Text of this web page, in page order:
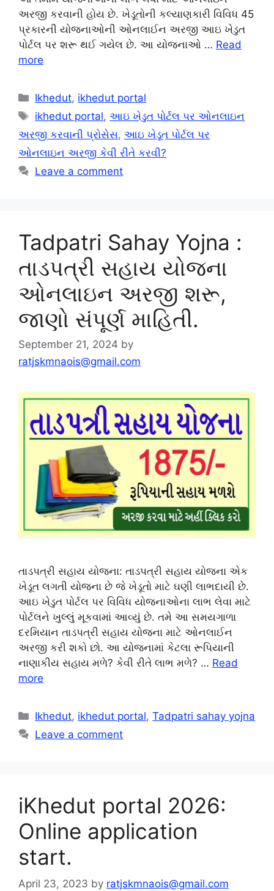
અરજી કરવાની હોય છે. ખેડૂતોની કલ્યાણકારી વિવિધ 45
પ્રકારની યોજનાઓની ઓનલાઈન અરજી આઇ ખેડુત
પોર્ટલ પર શરૂ થઈ ગયેલ છે. આ યોજનાઓ … Read
more
Categories
Ikhedut, ikhedut portal
Tags
ikhedut portal,આઇ ખેડુત પોર્ટલ પર ઓનલાઇન
અરજી કરવાની પ્રોસેસ, આઇ ખેડૂત પોર્ટલ પર
ઓનલાઇન અરજી કેવી રીતે કરવી?
Leave a comment
Tadpatri Sahay Yojna :
તાડપત્રી સહાય યોજના
ઓનલાઇન અરજી શરૂ,
જાણો સંપૂર્ણ માહિતી.
September 21, 2024 by
ratjskmnaois@gmail.com
તાડપત્રી સહાય યોજના: તાડપત્રી સહાય યોજના એક
ખેડૂત લગતી યોજના છે જે ખેડૂતો માટે ઘણી લાભદાયી છે.
આઇ ખેડુત પોર્ટલ પર વિવિધ યોજનાઓના લાભ લેવા માટે
પોર્ટલને ખુલ્લું મૂકવામાં આવ્યું છે. તમે આ સમયગાળા
દરમિયાન તાડપત્રી સહાય યોજના માટે ઓનલાઈન
અરજી કરી શકો છો. આ યોજનામાં કેટલા રૂપિયાની
નાણાકીય સહાય મળે? કેવી રીતે લાભ મળે? … Read
more
Categories
Ikhedut, ikhedut portal,Tadpatri sahay yojna
Leave a comment
iKhedut portal 2026:
Online application
start.
April 23, 2023 by ratjskmnaois@gmail.com